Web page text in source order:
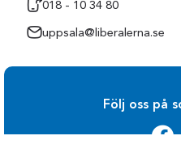
018 - 10 34 80
uppsala@liberalerna.se
Följ oss på